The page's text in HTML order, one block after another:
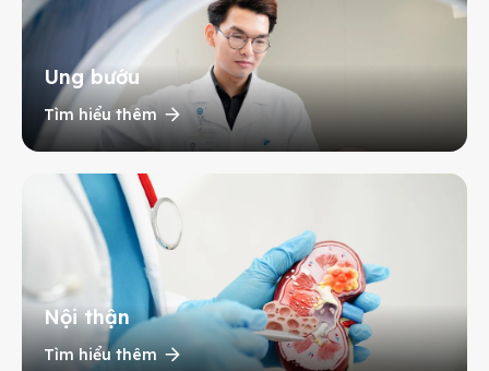
Ung bướu
Tìm hiểu thêm
Nội thận
Tìm hiểu thêm